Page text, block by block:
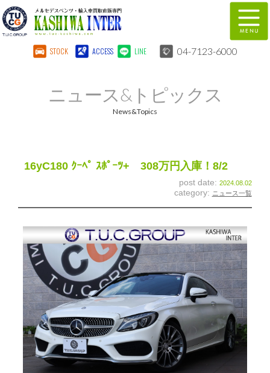
STOCK ACCESS LINE 04-7123-6000
全国納車 特別作業
自動車保険
リクルート お問い合わせ
会社概要 個人情報保護方針
スタッフブログ 納車情報
ホーム T.U.C.GROUP
ニュース&トピックス
News&Topics
16yC180 ｸｰﾍﾟ ｽﾎﾟｰﾂ+ 308万円入庫！8/2
post date: 2024.08.02
category: ニュース一覧